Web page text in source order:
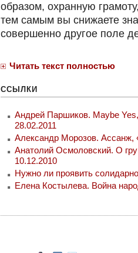
образом, охранную
тем самым вы снижаете
совершенно другое поле
Читать текст полностью
ССЫЛКИ
Андрей Паршиков. Maybe
28.02.2011
Александр Морозов. Ассанж,
Анатолий Осмоловский. О
10.12.2010
Нужно ли проявить
Елена Костылева. Война